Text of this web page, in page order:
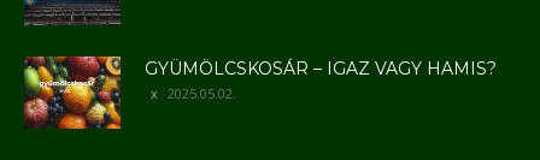
GYÜMÖLCSKOSÁR – IGAZ VAGY HAMIS?
2025.05.02.